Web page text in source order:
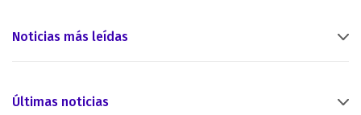
Noticias más leídas
Últimas noticias